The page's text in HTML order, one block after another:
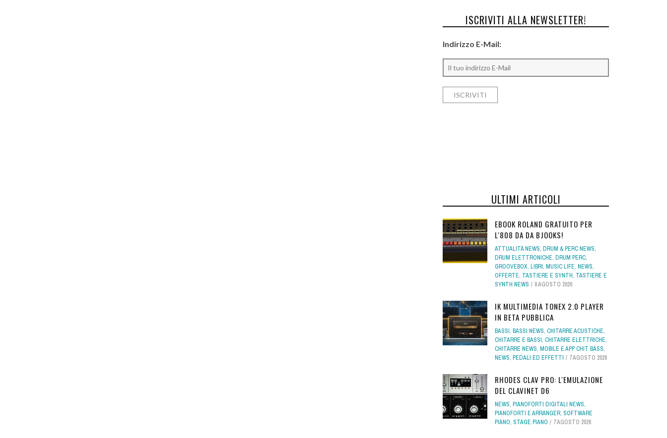
ISCRIVITI ALLA NEWSLETTER!
Indirizzo E-Mail:
ULTIMI ARTICOLI
EBOOK ROLAND GRATUITO PER
L'808 DA DA BJOOKS!
ATTUALITÀ NEWS, DRUM & PERC NEWS,
DRUM ELETTRONICHE, DRUM PERC,
GROOVEBOX, LIBRI, MUSIC LIFE, NEWS,
OFFERTE, TASTIERE E SYNTH, TASTIERE E
SYNTH NEWS
8 AGOSTO 2026
IK MULTIMEDIA TONEX 2.0 PLAYER
IN BETA PUBBLICA
BASSI, BASSI NEWS, CHITARRE ACUSTICHE,
CHITARRE E BASSI, CHITARRE ELETTRICHE,
CHITARRE NEWS, MOBILE E APP CHIT BASS,
NEWS, PEDALI ED EFFETTI 7 AGOSTO 2026
RHODES CLAV PRO: L'EMULAZIONE
DEL CLAVINET D6
NEWS, PIANOFORTI DIGITALI NEWS,
PIANOFORTI E ARRANGER, SOFTWARE
PIANO, STAGE PIANO 7 AGOSTO 2026